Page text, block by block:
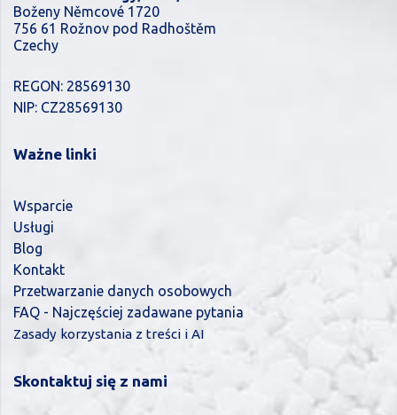
Boženy Němcové 1720
756 61 Rožnov pod Radhoštěm
Czechy
REGON: 28569130
NIP: CZ28569130
Ważne linki
Wsparcie
Usługi
Blog
Kontakt
Przetwarzanie danych osobowych
FAQ - Najczęściej zadawane pytania
Zasady korzystania z treści i AI
Skontaktuj się z nami